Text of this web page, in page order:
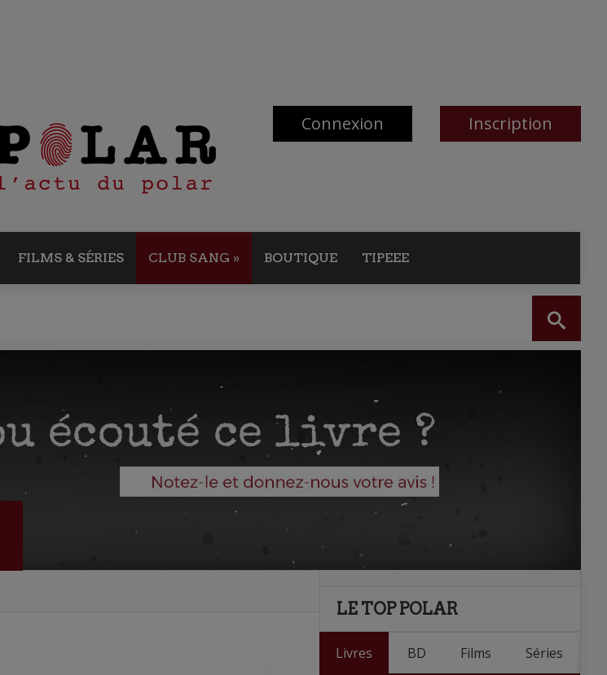
Connexion Inscription
FILMS & SÉRIES CLUB SANG » BOUTIQUE TIPEEE
LE TOP POLAR
Livres BD Films Séries